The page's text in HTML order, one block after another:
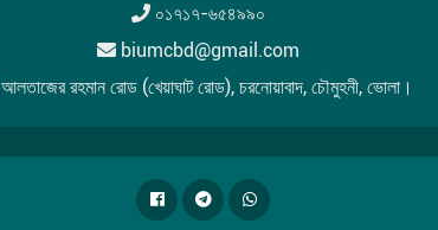
০১৭১৭-৬৫৪৯৯০
biumcbd@gmail.com
আলতাজের রহমান রোড (খেয়াঘাট রোড), চরনোয়াবাদ, চৌমুহনী, ভোলা।